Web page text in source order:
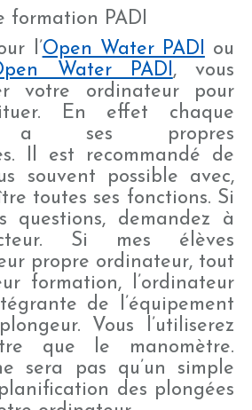
formation PADI
l’Open Water PADI ou
Water PADI, vous
votre ordinateur pour
En effet chaque
a ses propres
Il est recommandé de
souvent possible avec,
toutes ses fonctions. Si
questions, demandez à
Si mes élèves
propre ordinateur, tout
formation, l’ordinateur
de l’équipement
Vous l’utiliserez
que le manomètre.
sera pas qu’un simple
des plongées